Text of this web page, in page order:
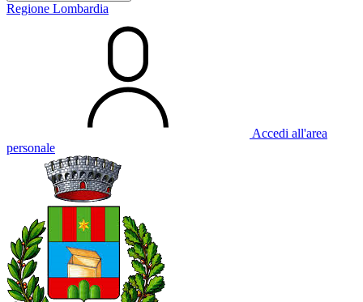
Regione Lombardia
Accedi all'area
personale